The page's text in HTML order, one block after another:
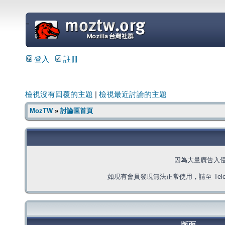
=
登入 註冊
檢視沒有回覆的主題 檢視最近討論的主題
MozTW» 討論區首頁
因為大量廣告入
如現有會員發現無法正常使用，請至